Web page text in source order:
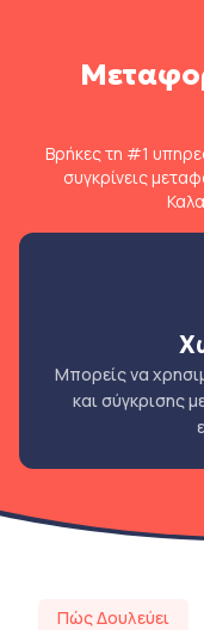
Βρήκες τη #1
συγκρίνεις
Μπορείς να
και σύγκρισης
Πώς Δουλεύει